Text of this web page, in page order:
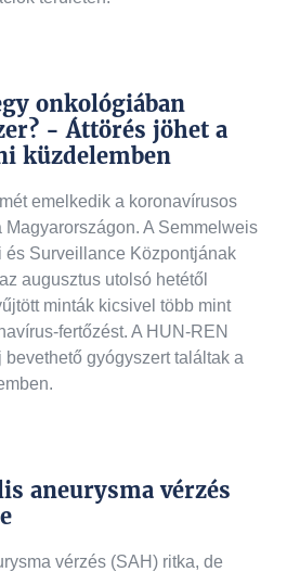
onkológiában
- Áttörés jöhet a
küzdelemben
emelkedik a koronavírusos
A Semmelweis
Surveillance Központjának
augusztus utolsó hetétől
minták kicsivel több mint
fertőzést. A HUN-REN
bevethető gyógyszert találtak a
aneurysma vérzés
vérzés (SAH) ritka, de